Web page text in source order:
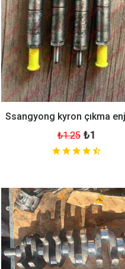
Ssangyong kyron çıkma
₺1.25 ₺1